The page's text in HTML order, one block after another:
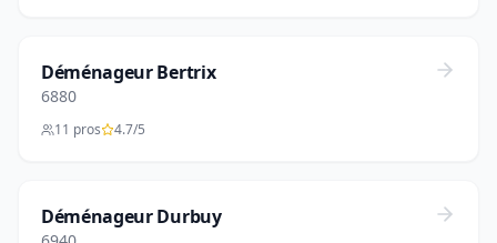
Déménageur Bertrix
6880
11 pros 4.7/5
Déménageur Durbuy